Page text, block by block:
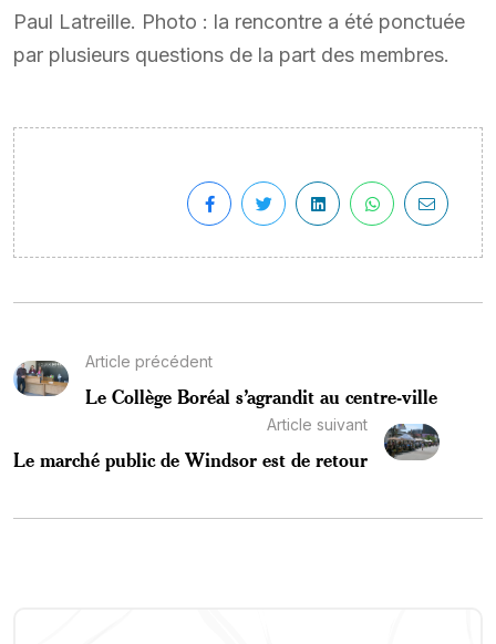
Paul Latreille. Photo : la rencontre a été ponctuée
par plusieurs questions de la part des membres.
Article précédent
Le Collège Boréal s’agrandit au centre-ville
Article suivant
Le marché public de Windsor est de retour